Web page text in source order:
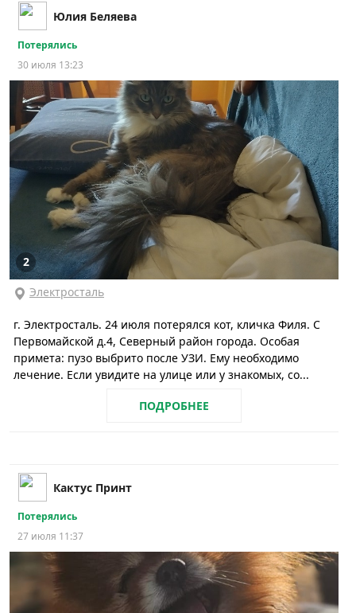
Юлия Беляева
Потерялись
30 июля 13:23
2
Электросталь
г. Электросталь. 24 июля потерялся кот, кличка Филя. С
Первомайской д.4, Северный район города. Особая
примета: пузо выбрито после УЗИ. Ему необходимо
лечение. Если увидите на улице или у знакомых, со...
ПОДРОБНЕЕ
Кактус Принт
Потерялись
27 июля 11:37